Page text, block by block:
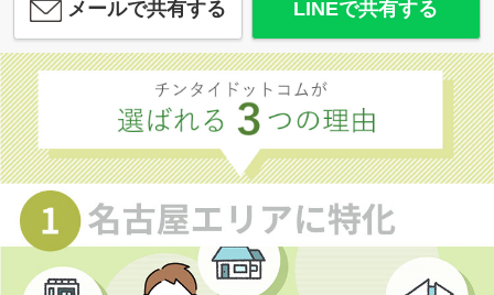
メールで共有する LINEで共有する